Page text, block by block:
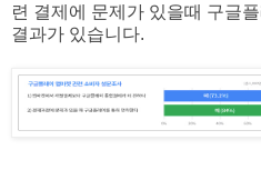
련 결제에 문제가 있을때 구글
결과가 있습니다.